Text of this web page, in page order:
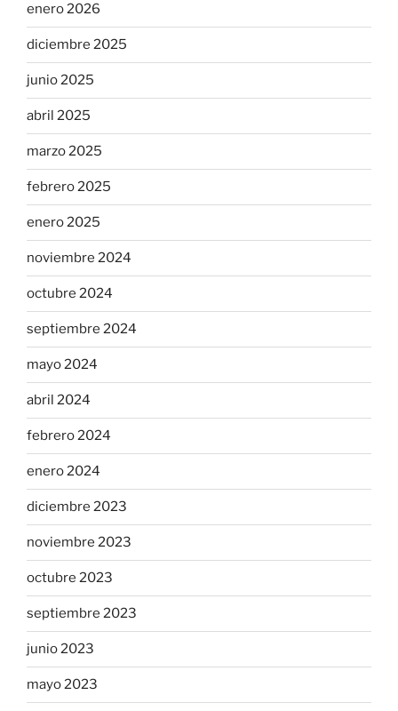
enero 2026
diciembre 2025
junio 2025
abril 2025
marzo 2025
febrero 2025
enero 2025
noviembre 2024
octubre 2024
septiembre 2024
mayo 2024
abril 2024
febrero 2024
enero 2024
diciembre 2023
noviembre 2023
octubre 2023
septiembre 2023
junio 2023
mayo 2023